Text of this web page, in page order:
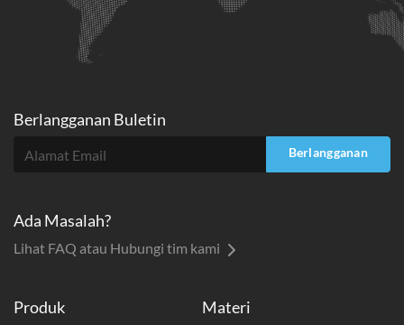
Produk Materi
Berlangganan Buletin
Berlangganan
Ada Masalah?
Lihat FAQ atau Hubungi tim kami